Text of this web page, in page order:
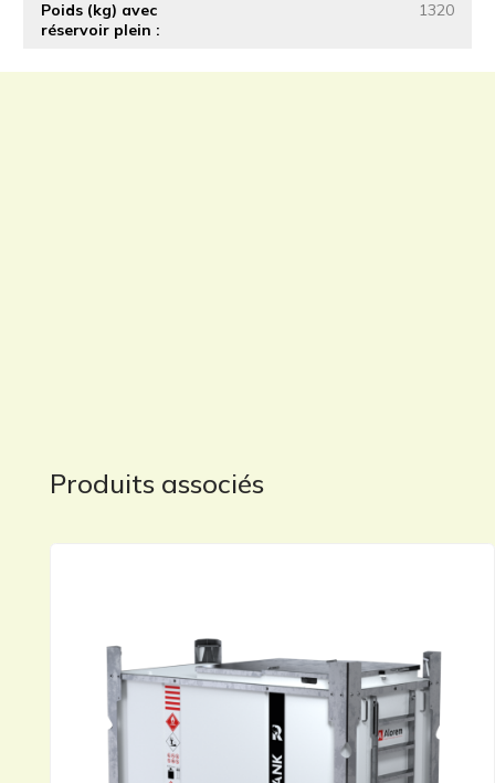
Poids (kg) avec
réservoir plein
1320
Produits associés